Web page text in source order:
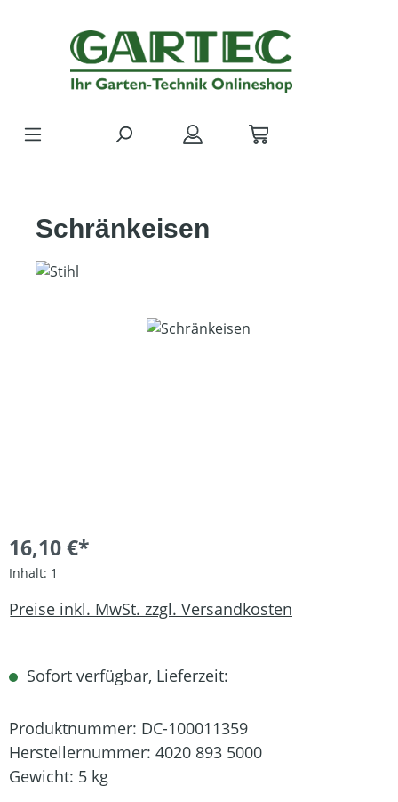
Schränkeisen
Bildergalerie überspringen
16,10 €*
Inhalt: 1
Preise inkl. MwSt. zzgl. Versandkosten
Sofort verfügbar, Lieferzeit:
Produktnummer: DC-100011359
Herstellernummer: 4020 893 5000
Gewicht: 5 kg